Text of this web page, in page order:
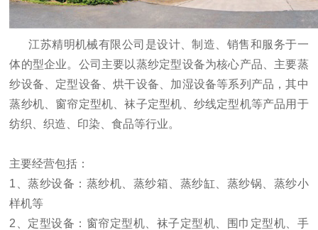
江苏精明机械有限公司是设计、制造、销售和服务于一
体的型企业。公司主要以蒸纱定型设备为核心产品、主要蒸
纱设备、定型设备、烘干设备、加湿设备等系列产品，其中
蒸纱机、窗帘定型机、袜子定型机、纱线定型机等产品用于
纺织、织造、印染、食品等行业。
主要经营包括：
1、蒸纱设备：蒸纱机、蒸纱箱、蒸纱缸、蒸纱锅、蒸纱小
样机等
2、定型设备：窗帘定型机、袜子定型机、围巾定型机、手